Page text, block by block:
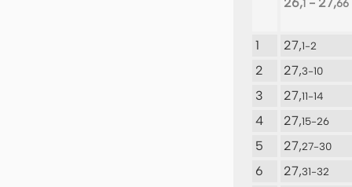
1 66
1 27,1-2
2 27,3-10
3 27,11-14
4 27,15-26
5 27,27-30
6 27,31-32